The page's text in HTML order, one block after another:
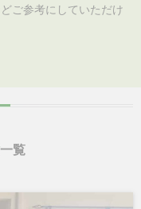
ご参考にしていただけ
一覧